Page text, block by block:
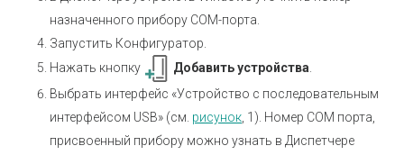
назначенного прибору COM-порта.
Запустить Конфигуратор.
Нажать кнопку
Добавить устройства
Выбрать интерфейс «Устройство с последовательным
интерфейсом USB» (см. рисунок , 1). Номер СОМ порта,
присвоенный прибору можно узнать в Диспетчере